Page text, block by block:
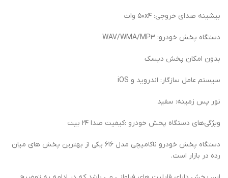
بیشینه صدای خروجی: ۵۰x۴ وات
دستگاه پخش خودرو: WAV/WMA/MP۳
بدون امکان پخش دیسک
سیستم عامل سازگار: اندروید و iOS
نور پس زمینه: سفید
ویژگی‌های دستگاه پخش خودرو :کیفیت صدا ۲۴ بیت
دستگاه پخش خودرو ناکامیچی مدل ۶۱۶ یکی از بهترین پخش های میان
رده در بازار است.